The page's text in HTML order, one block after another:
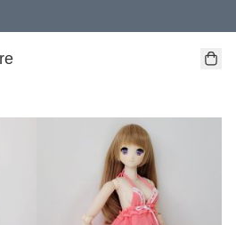
惠！（適用於 本地送貨、本地取貨、國際送貨 )